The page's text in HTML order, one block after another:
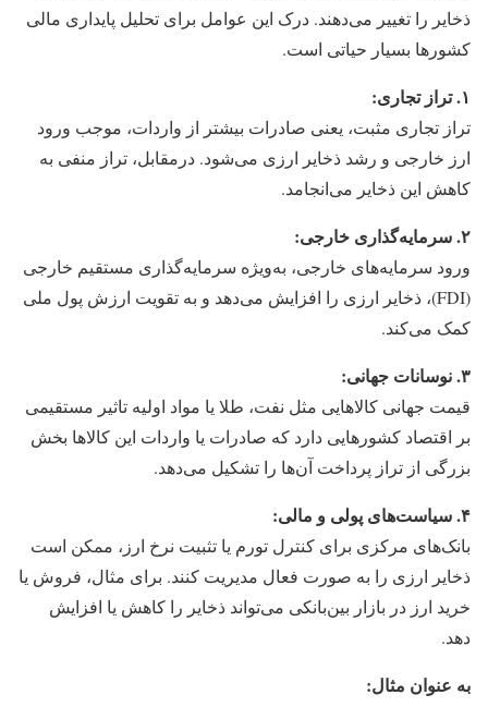
ذخایر را تغییر می‌دهند. درک این عوامل برای تحلیل پایداری مالی
کشورها بسیار حیاتی است.
۱. تراز تجاری:
تراز تجاری مثبت، یعنی صادرات بیشتر از واردات، موجب ورود
ارز خارجی و رشد ذخایر ارزی می‌شود. درمقابل، تراز منفی به
کاهش این ذخایر می‌انجامد.
۲. سرمایه‌گذاری خارجی:
ورود سرمایه‌های خارجی، به‌ویژه سرمایه‌گذاری مستقیم خارجی
(FDI)، ذخایر ارزی را افزایش می‌دهد و به تقویت ارزش پول ملی
کمک می‌کند.
۳. نوسانات جهانی:
قیمت جهانی کالاهایی مثل نفت، طلا یا مواد اولیه تاثیر مستقیمی
بر اقتصاد کشورهایی دارد که صادرات یا واردات این کالاها بخش
بزرگی از تراز پرداخت آن‌ها را تشکیل می‌دهد.
۴. سیاست‌های پولی و مالی:
بانک‌های مرکزی برای کنترل تورم یا تثبیت نرخ ارز، ممکن است
ذخایر ارزی را به صورت فعال مدیریت کنند. برای مثال، فروش یا
خرید ارز در بازار بین‌بانکی می‌تواند ذخایر را کاهش یا افزایش
دهد.
به عنوان مثال: